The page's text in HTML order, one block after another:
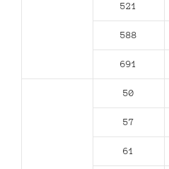
521
588
691
50
57
61